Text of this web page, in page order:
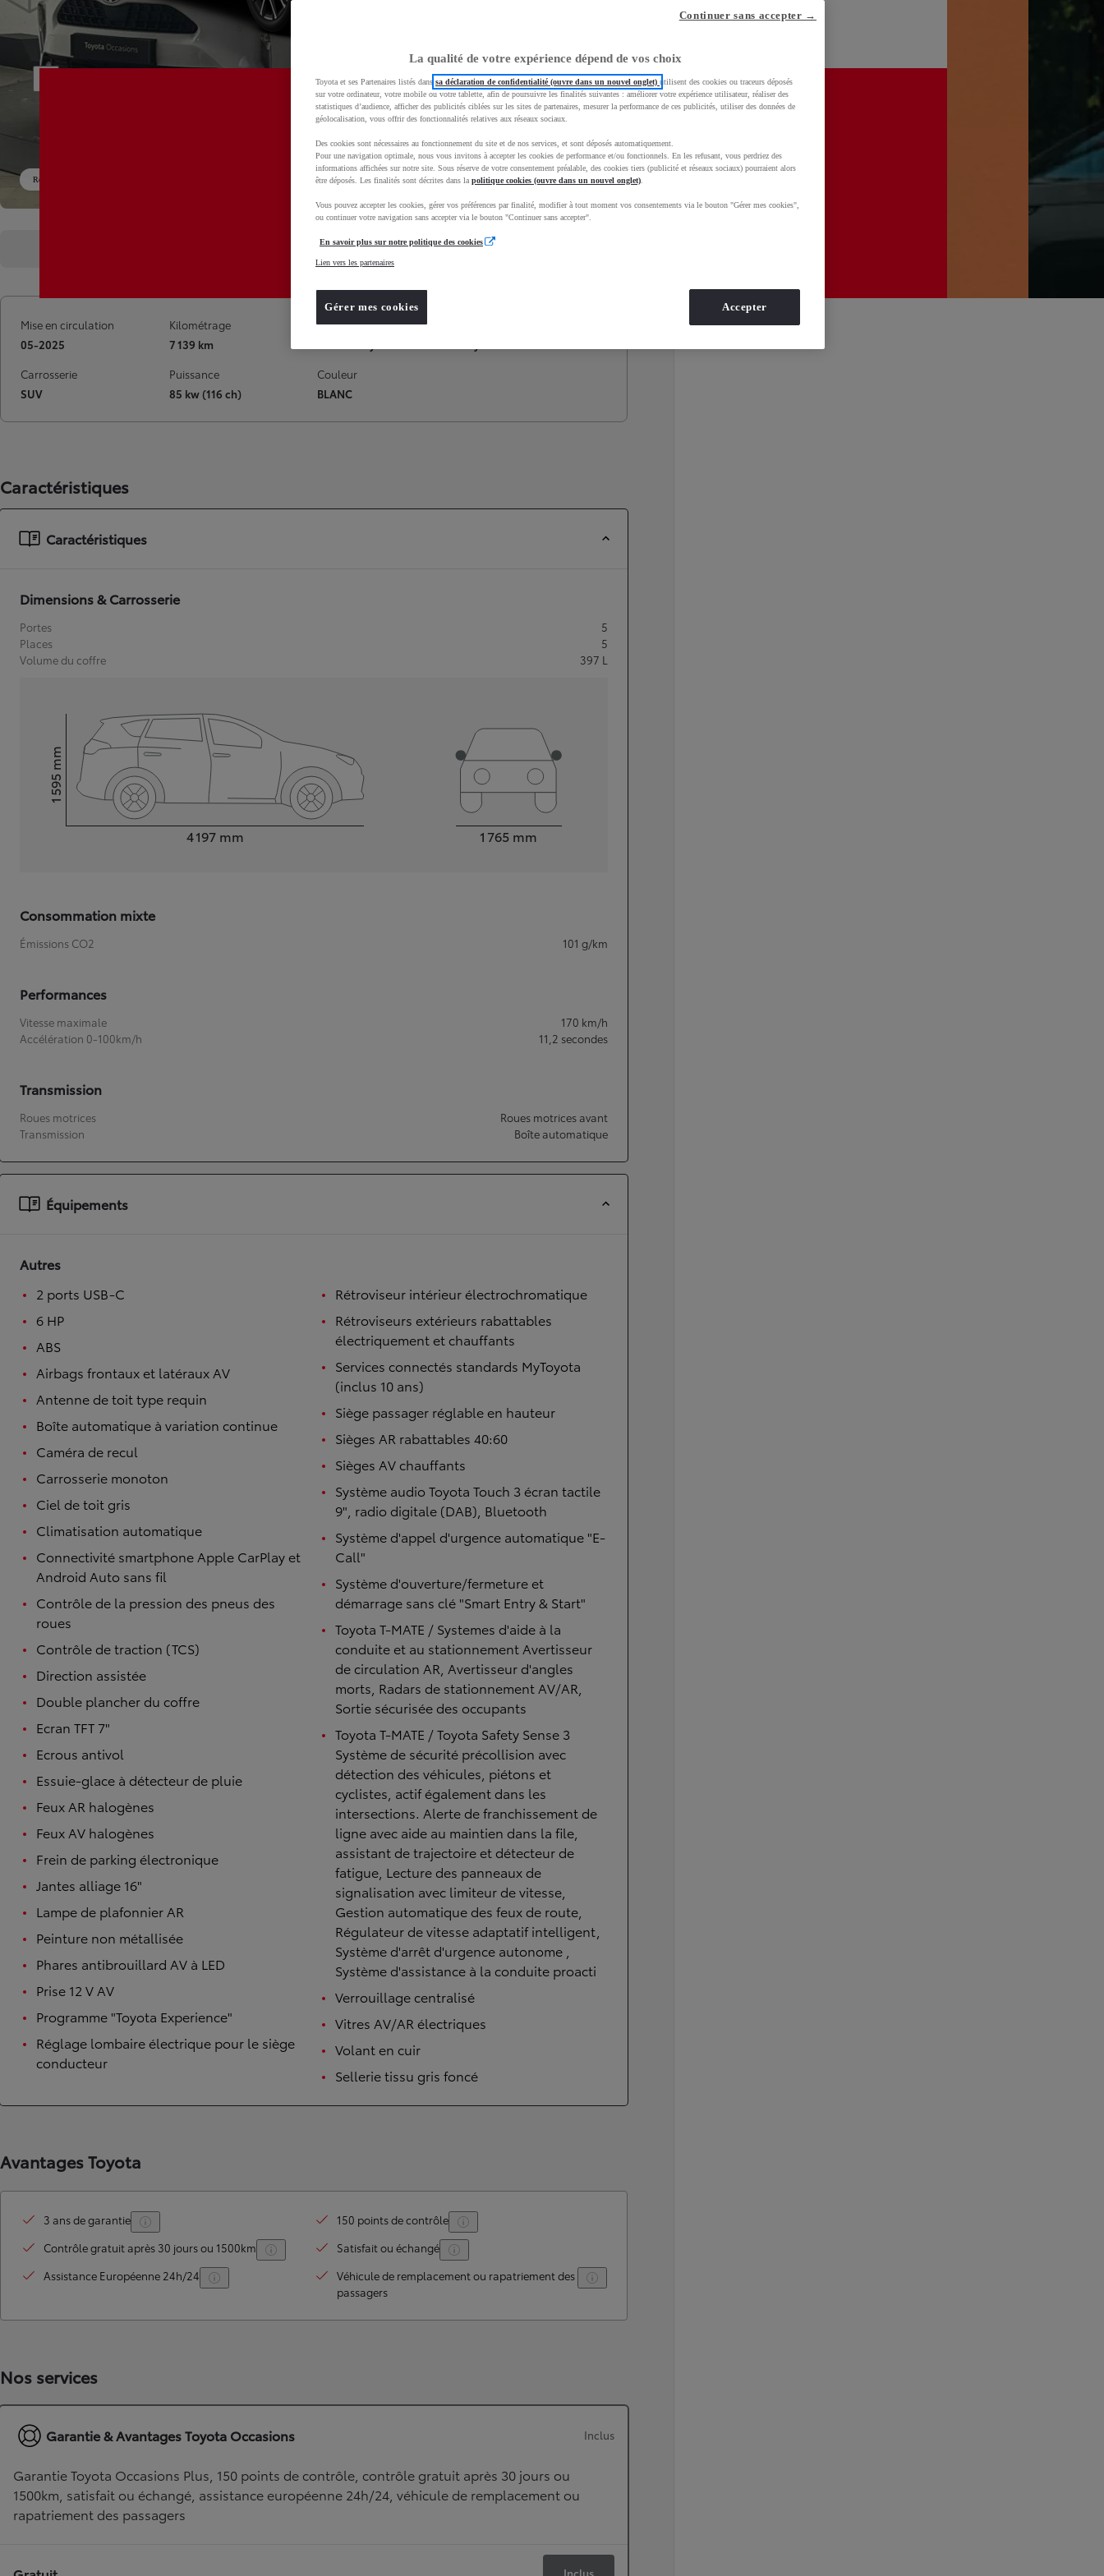
À partir de 19 700 €
HYBRIDE
Disponible prochainement
TOYOTA C-HR
Disponible rapidement
Réservé
Services
Mise en circulation
05-2025
Kilométrage
7 139 km
Garantie
Carrosserie
SUV
Puissance
85 kw (116 ch)
Couleur
BLANC
Caractéristiques
Caractéristiques
Dimensions & Carrosserie
Portes
5
Places
5
Volume du coffre
397 L
4 197 mm
Hauteur1 595
mm
1 765 mm
Consommation mixte
Émissions CO2 101 g/km
Performances
Vitesse maximale 170 km/h
Accélération 0-100km/h
11,2 secondes
Transmission
Roues motrices
Roues motrices avant
Transmission
Boîte automatique
Équipements
Autres
2 ports USB-C
6 HP
ABS
Airbags frontaux et latéraux AV
Antenne de toit type requin
Boîte automatique à variation continue
Caméra de recul
Carrosserie monoton
Ciel de toit gris
Climatisation automatique
Connectivité smartphone Apple CarPlay et
Android Auto sans fil
Contrôle de la pression des pneus des
roues
Contrôle de traction (TCS)
Direction assistée
Double plancher du coffre
Ecran TFT 7"
Ecrous antivol
Essuie-glace à détecteur de pluie
Feux AR halogènes
Feux AV halogènes
Frein de parking électronique
Jantes alliage 16"
Lampe de plafonnier AR
Peinture non métallisée
Phares antibrouillard AV à LED
Prise 12 V AV
Programme "Toyota Experience"
Réglage lombaire électrique pour le siège
conducteur
Rétroviseur intérieur électrochromatique
Rétroviseurs extérieurs rabattables
électriquement et chauffants
Services connectés standards MyToyota
(inclus 10 ans)
Siège passager réglable en hauteur
Sièges AR rabattables 40:60
Sièges AV chauffants
Système audio Toyota Touch 3 écran tactile
9", radio digitale (DAB), Bluetooth
Système d'appel d'urgence automatique "E-
Call"
Système d'ouverture/fermeture et
démarrage sans clé "Smart Entry & Start"
Toyota T-MATE / Systemes d'aide à la
conduite et au stationnement Avertisseur
de circulation AR, Avertisseur d'angles
morts, Radars de stationnement AV/AR,
Sortie sécurisée des occupants
Toyota T-MATE / Toyota Safety Sense 3
Système de sécurité précollision avec
détection des véhicules, piétons et
cyclistes, actif également dans les
intersections. Alerte de franchissement de
ligne avec aide au maintien dans la file,
assistant de trajectoire et détecteur de
fatigue, Lecture des panneaux de
signalisation avec limiteur de vitesse,
Gestion automatique des feux de route,
Régulateur de vitesse adaptatif intelligent,
Système d'arrêt d'urgence autonome ,
Système d'assistance à la conduite proacti
Verrouillage centralisé
Vitres AV/AR électriques
Volant en cuir
Sellerie tissu gris foncé
Avantages Toyota
3 ans de garantie
150 points de contrôle
Contrôle gratuit après 30 jours ou 1500km
Satisfait ou échangé
Assistance Européenne 24h/24
Véhicule de remplacement ou rapatriement des
passagers
Nos services
Garantie & Avantages Toyota Occasions Inclus
Garantie Toyota Occasions Plus, 150 points de contrôle, contrôle gratuit après 30 jours ou
1500km, satisfait ou échangé, assistance européenne 24h/24, véhicule de remplacement ou
rapatriement des passagers
Inclus
La qualité de votre expérience dépend de vos choix
Toyota et ses Partenaires listés dans sa déclaration de confidentialité (ouvre dans un nouvel onglet) utilisent des cookies ou traceurs déposés
sur votre ordinateur, votre mobile ou votre tablette, afin de poursuivre les finalités suivantes : améliorer votre expérience utilisateur, réaliser des
statistiques d’audience, afficher des publicités ciblées sur les sites de partenaires, mesurer la performance de ces publicités, utiliser des données de
géolocalisation, vous offrir des fonctionnalités relatives aux réseaux sociaux.
Des cookies sont nécessaires au fonctionnement du site et de nos services, et sont déposés automatiquement.
Pour une navigation optimale, nous vous invitons à accepter les cookies de performance et/ou fonctionnels. En les refusant, vous perdriez des
informations affichées sur notre site. Sous réserve de votre consentement préalable, des cookies tiers (publicité et réseaux sociaux) pourraient alors
être déposés. Les finalités sont décrites dans la politique cookies (ouvre dans un nouvel onglet)
Vous pouvez accepter les cookies, gérer vos préférences par finalité, modifier à tout moment vos consentements via le bouton "Gérer mes cookies",
ou continuer votre navigation sans accepter via le bouton "Continuer sans accepter".
En savoir plus sur notre politique des cookies
Lien vers les partenaires
Gérer mes cookies
Continuer sans accepter →
Accepter